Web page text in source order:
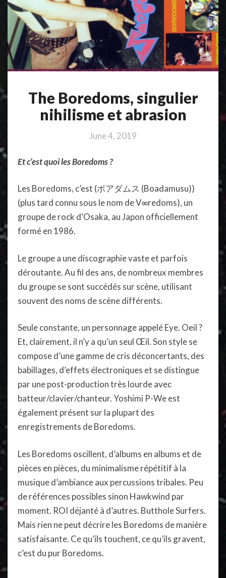
The Boredoms, singulier
nihilisme et abrasion
June 4, 2019
Et c’est quoi les Boredoms ?
Les Boredoms, c’est (ボアダムス (Boadamusu))
(plus tard connu sous le nom de V∞redoms), un
groupe de rock d’Osaka, au Japon officiellement
formé en 1986.
Le groupe a une discographie vaste et parfois
déroutante. Au fil des ans, de nombreux membres
du groupe se sont succédés sur scène, utilisant
souvent des noms de scène différents.
Seule constante, un personnage appelé Eye. Oeil ?
Et, clairement, il n’y a qu’un seul Œil. Son style se
compose d’une gamme de cris déconcertants, des
babillages, d’effets électroniques et se distingue
par une post-production très lourde avec
batteur/clavier/chanteur. Yoshimi P-We est
également présent sur la plupart des
enregistrements de Boredoms.
Les Boredoms oscillent, d’albums en albums et de
pièces en pièces, du minimalisme répétitif à la
musique d’ambiance aux percussions tribales. Peu
de références possibles sinon Hawkwind par
moment. ROI déjanté à d’autres. Butthole Surfers.
Mais rien ne peut décrire les Boredoms de manière
satisfaisante. Ce qu’ils touchent, ce qu’ils gravent,
c’est du pur Boredoms.